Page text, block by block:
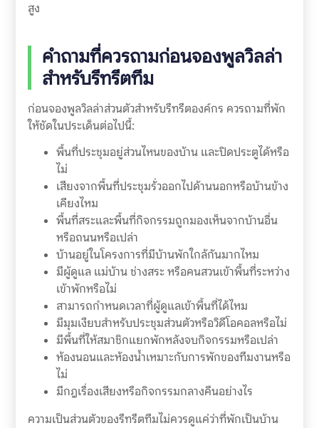
สูง
คำถามที่ควรถามก่อนจองพูลวิลล่า
สำหรับรีทรีตทีม
ก่อนจองพูลวิลล่าส่วนตัวสำหรับรีทรีตองค์กร ควรถามที่พัก
ให้ชัดในประเด็นต่อไปนี้:
พื้นที่ประชุมอยู่ส่วนไหนของบ้าน และปิดประตูได้หรือ
ไม่
เสียงจากพื้นที่ประชุมรั่วออกไปด้านนอกหรือบ้านข้าง
เคียงไหม
พื้นที่สระและพื้นที่กิจกรรมถูกมองเห็นจากบ้านอื่น
หรือถนนหรือเปล่า
บ้านอยู่ในโครงการที่มีบ้านพักใกล้กันมากไหม
มีผู้ดูแล แม่บ้าน ช่างสระ หรือคนสวนเข้าพื้นที่ระหว่าง
เข้าพักหรือไม่
สามารถกำหนดเวลาที่ผู้ดูแลเข้าพื้นที่ได้ไหม
มีมุมเงียบสำหรับประชุมส่วนตัวหรือวิดีโอคอลหรือไม่
มีพื้นที่ให้สมาชิกแยกพักหลังจบกิจกรรมหรือเปล่า
ห้องนอนและห้องน้ำเหมาะกับการพักของทีมงานหรือ
ไม่
มีกฎเรื่องเสียงหรือกิจกรรมกลางคืนอย่างไร
ความเป็นส่วนตัวของรีทรีตทีมไม่ควรดูแค่ว่าที่พักเป็นบ้าน